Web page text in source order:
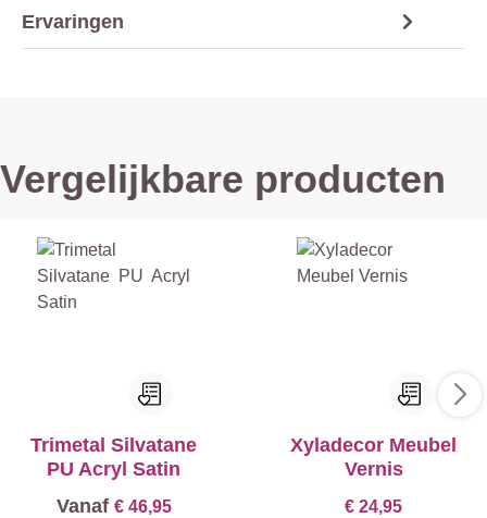
Ervaringen
Vergelijkbare producten
Trimetal Silvatane
PU Acryl Satin
Vanaf € 46,95
Xyladecor Meubel
Vernis
€ 24,95